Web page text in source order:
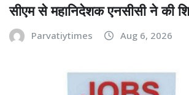
सीएम से महानिदेशक एनसीसी ने की
Parvatiytimes Aug 6, 2026